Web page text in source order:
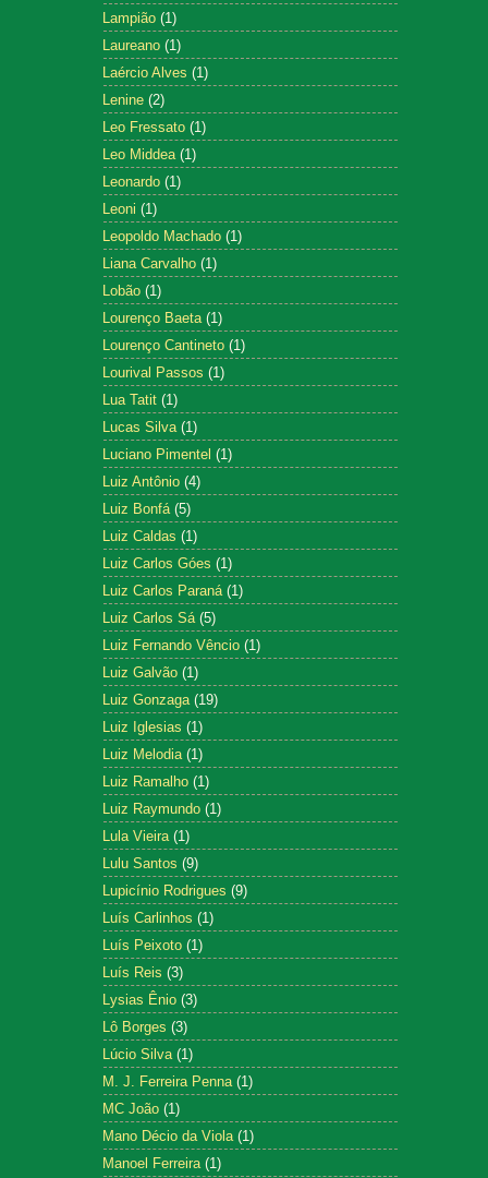
Lampião (1)
Laureano (1)
Laércio Alves (1)
Lenine (2)
Leo Fressato (1)
Leo Middea (1)
Leonardo (1)
Leoni (1)
Leopoldo Machado (1)
Liana Carvalho (1)
Lobão (1)
Lourenço Baeta (1)
Lourenço Cantineto (1)
Lourival Passos (1)
Lua Tatit (1)
Lucas Silva (1)
Luciano Pimentel (1)
Luiz Antônio (4)
Luiz Bonfá (5)
Luiz Caldas (1)
Luiz Carlos Góes (1)
Luiz Carlos Paraná (1)
Luiz Carlos Sá (5)
Luiz Fernando Vêncio (1)
Luiz Galvão (1)
Luiz Gonzaga (19)
Luiz Iglesias (1)
Luiz Melodia (1)
Luiz Ramalho (1)
Luiz Raymundo (1)
Lula Vieira (1)
Lulu Santos (9)
Lupicínio Rodrigues (9)
Luís Carlinhos (1)
Luís Peixoto (1)
Luís Reis (3)
Lysias Ênio (3)
Lô Borges (3)
Lúcio Silva (1)
M. J. Ferreira Penna (1)
MC João (1)
Mano Décio da Viola (1)
Manoel Ferreira (1)